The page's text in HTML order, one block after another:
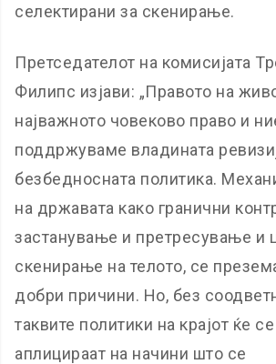
селектирани за скенирање.
Претседателот на комисијата
Филипс изјави: „Правото на
најважното човеково право и
поддржуваме владината
безбедносната политика.
на државата како гранични
застанување и претресување и
скенирање на телото, се
добри причини. Но, без
таквите политики на крајот ќе се
аплицираат на начини што се